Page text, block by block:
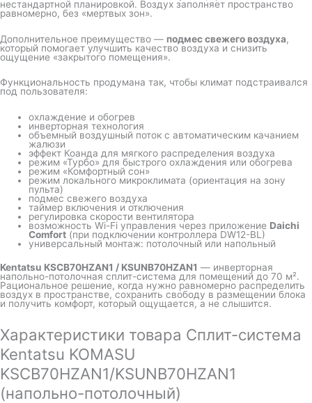
нестандартной планировкой. Воздух заполняет пространство
равномерно, без «мертвых зон».
Дополнительное преимущество — подмес свежего воздуха,
который помогает улучшить качество воздуха и снизить
ощущение «закрытого помещения».
Функциональность продумана так, чтобы климат подстраивался
под пользователя:
охлаждение и обогрев
инверторная технология
объемный воздушный поток с автоматическим качанием
жалюзи
эффект Коанда для мягкого распределения воздуха
режим «Турбо» для быстрого охлаждения или обогрева
режим «Комфортный сон»
режим локального микроклимата (ориентация на зону
пульта)
подмес свежего воздуха
таймер включения и отключения
регулировка скорости вентилятора
возможность Wi-Fi управления через приложение Daichi
Comfort (при подключении контроллера DW12-BL)
универсальный монтаж: потолочный или напольный
Kentatsu KSCB70HZAN1 / KSUNB70HZAN1 — инверторная
напольно-потолочная сплит-система для помещений до 70 м².
Рациональное решение, когда нужно равномерно распределить
воздух в пространстве, сохранить свободу в размещении блока
и получить комфорт, который ощущается, а не слышится.
Характеристики товара Сплит-система
Kentatsu KOMASU
KSCB70HZAN1/KSUNB70HZAN1
(напольно-потолочный)